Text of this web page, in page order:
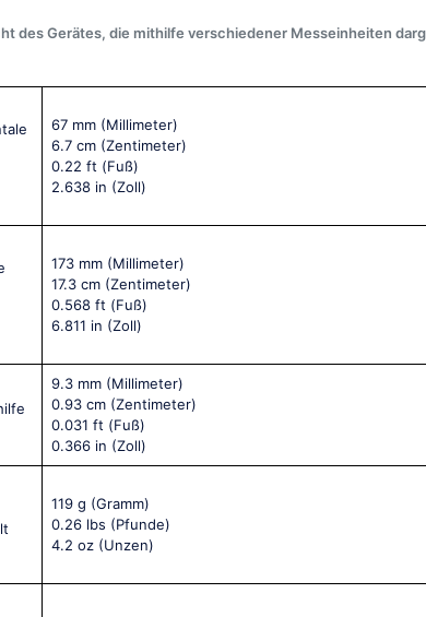
des Gerätes, die mithilfe verschiedener Messeinheiten
67 mm (Millimeter)
6.7 cm (Zentimeter)
0.22 ft (Fuß)
2.638 in (Zoll)
173 mm (Millimeter)
17.3 cm (Zentimeter)
0.568 ft (Fuß)
6.811 in (Zoll)
9.3 mm (Millimeter)
0.93 cm (Zentimeter)
0.031 ft (Fuß)
0.366 in (Zoll)
119 g (Gramm)
0.26 lbs (Pfunde)
4.2 oz (Unzen)